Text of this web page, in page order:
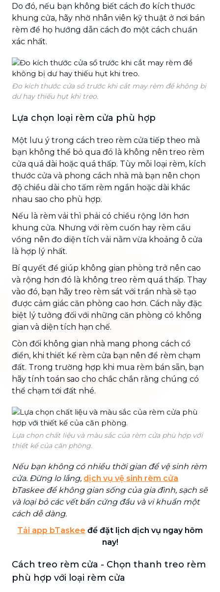
Do đó, nếu bạn không biết cách đo kích thước
khung cửa, hãy nhờ nhân viên kỹ thuật ở nơi bán
rèm để họ hướng dẫn cách đo một cách chuẩn
xác nhất.
Đo kích thước cửa sổ trước khi cắt may rèm để không bị
dư hay thiếu hụt khi treo.
Lựa chọn loại rèm cửa phù hợp
Một lưu ý trong cách treo rèm cửa tiếp theo mà
bạn không thể bỏ qua đó là không nên treo rèm
cửa quá dài hoặc quá thấp. Tùy mỗi loại rèm, kích
thước cửa và phong cách nhà mà bạn nên chọn
độ chiều dài cho tấm rèm ngắn hoặc dài khác
nhau sao cho phù hợp.
Nếu là rèm vải thì phải có chiều rộng lớn hơn
khung cửa. Nhưng với rèm cuốn hay rèm cầu
vồng nên đo diện tích vải nằm vừa khoảng ô cửa
là hợp lý nhất.
Bí quyết để giúp không gian phòng trở nên cao
và rộng hơn đó là không treo rèm quá thấp. Thay
vào đó, bạn hãy treo rèm sát với trần nhà sẽ tạo
được cảm giác căn phòng cao hơn. Cách này đặc
biệt lý tưởng đối với những căn phòng có không
gian và diện tích hạn chế.
Còn đối không gian nhà mang phong cách cổ
điển, khi thiết kế rèm cửa bạn nên để rèm chạm
đất. Trong trường hợp khi mua rèm bán sẵn, bạn
hãy tính toán sao cho chắc chắn rằng chúng có
thể chạm tới đất nhé.
Lựa chọn chất liệu và màu sắc của rèm cửa phù hợp với
thiết kế của căn phòng.
Nếu bạn không có nhiều thời gian để vệ sinh rèm
cửa. Đừng lo lắng, dịch vụ vệ sinh rèm cửa
bTaskee để không gian sống của gia đình, sạch sẽ
và loại bỏ các vết bẩn cứng đầu và vi khuẩn một
cách dễ dàng.
Tải app bTaskee để đặt lịch dịch vụ ngay hôm
nay!
Cách treo rèm cửa - Chọn thanh treo rèm
phù hợp với loại rèm cửa